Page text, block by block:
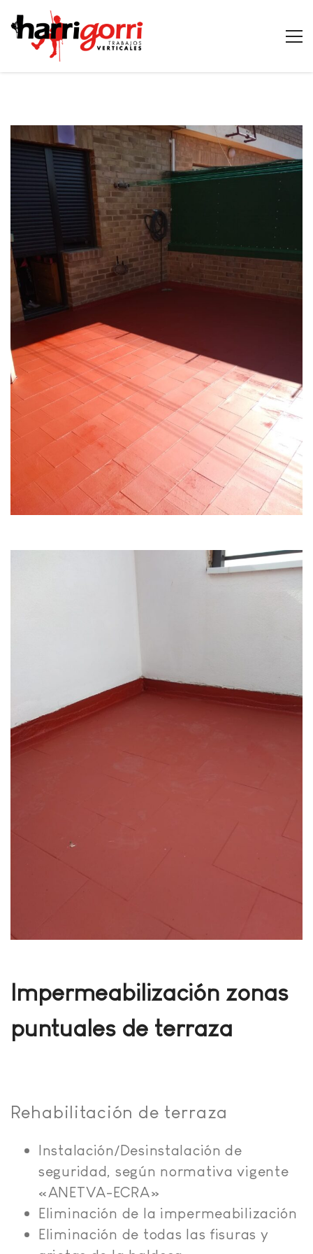
Impermeabilización zonas
puntuales de terraza
Rehabilitación de terraza
Instalación/Desinstalación de
seguridad, según normativa vigente
«ANETVA-ECRA»
Eliminación de la impermeabilización
Eliminación de todas las fisuras y